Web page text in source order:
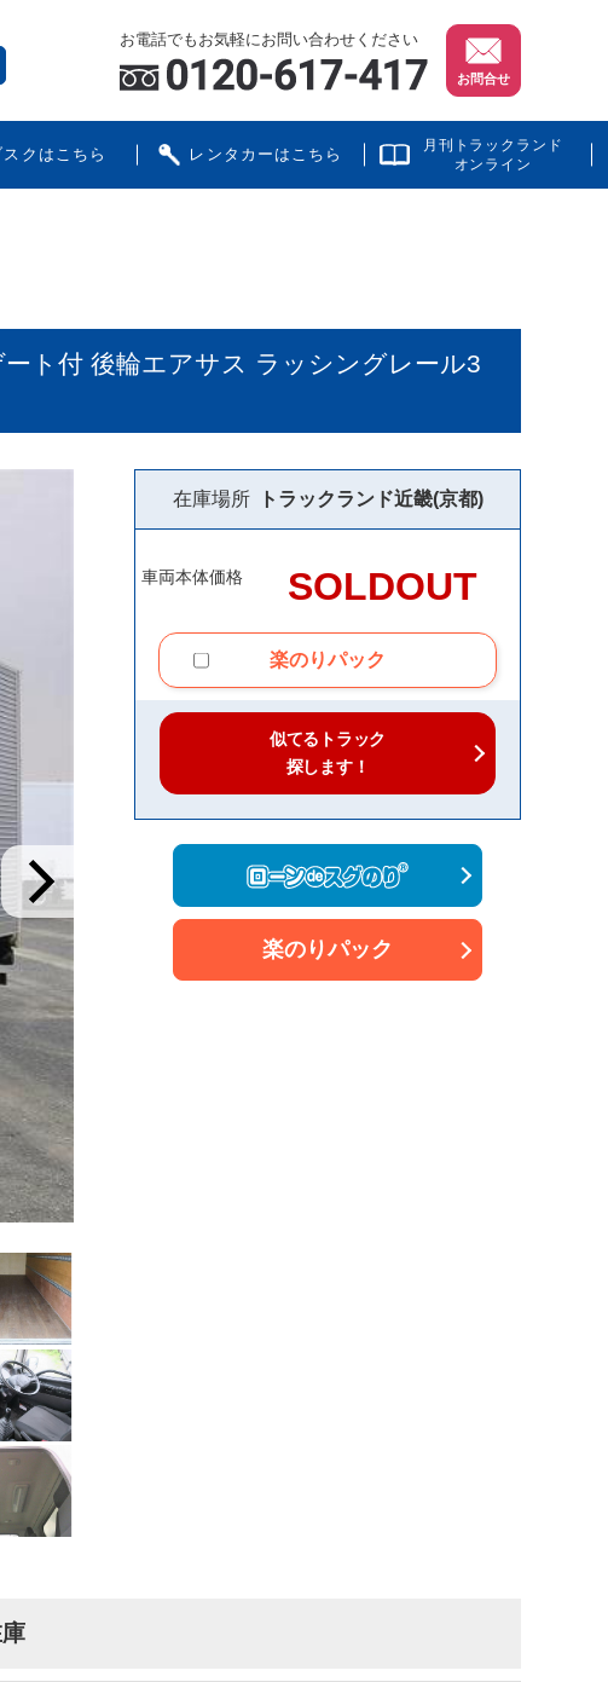
お電話でもお気軽にお問い合わせください
お問合せ
スクはこちら レンタカーはこちら
月刊トラックランド
オンライン
ト付 後輪エアサス ラッシングレール3
在庫場所 トラックランド近畿(京都)
車両本体価格 SOLDOUT
楽のりパック
似てるトラック
探します！
楽のりパック